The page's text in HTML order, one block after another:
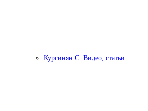
Кургинян С. Видео, статьи